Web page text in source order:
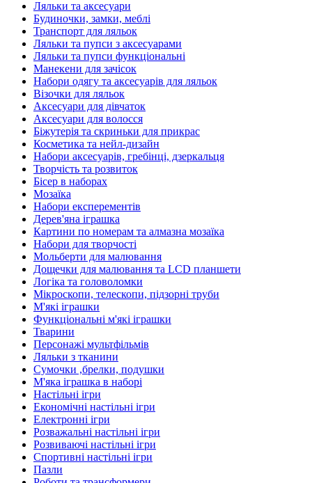
Ляльки та аксесуари
Будиночки, замки, меблі
Транспорт для ляльок
Ляльки та пупси з аксесуарами
Ляльки та пупси функціональні
Манекени для зачісок
Набори одягу та аксесуарів для ляльок
Візочки для ляльок
Аксесуари для дівчаток
Аксесуари для волосся
Біжутерія та скриньки для прикрас
Косметика та нейл-дизайн
Набори аксесуарів, гребінці, дзеркальця
Творчість та розвиток
Бісер в наборах
Мозаїка
Набори експерементів
Дерев'яна іграшка
Картини по номерам та алмазна мозаїка
Набори для творчості
Мольберти для малювання
Дощечки для малювання та LCD планшети
Логіка та головоломки
Мікроскопи, телескопи, підзорні труби
М'які іграшки
Функціональні м'які іграшки
Тварини
Персонажі мультфільмів
Ляльки з тканини
Сумочки ,брелки, подушки
М'яка іграшка в наборі
Настільні ігри
Економічні настільні ігри
Електронні ігри
Розважальні настільні ігри
Розвиваючі настільні ігри
Спортивні настільні ігри
Пазли